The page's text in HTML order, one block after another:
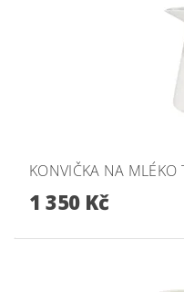
KONVIČKA NA MLÉKO
1 350 Kč